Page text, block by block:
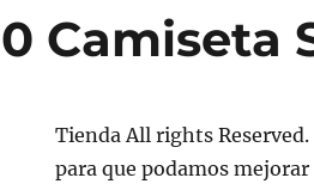
Camiseta
Tienda All rights
para que podamos